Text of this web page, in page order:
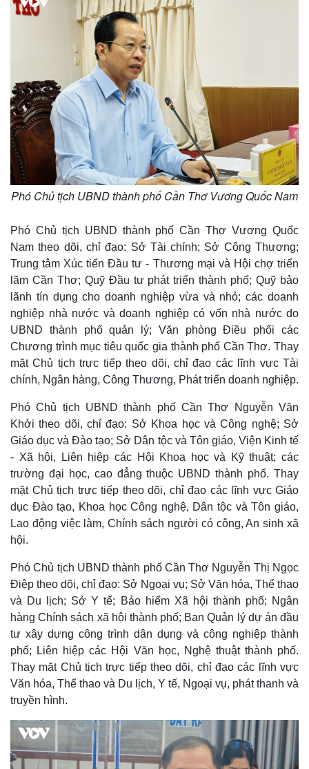
Kinh tế
Bất động sản
Khởi nghiệp
Thị trường
Giá vàng
Tiêu dùng
Tỷ giá
Phó Chủ tịch UBND thành phố Cần Thơ Vương Quốc Nam
Phó Chủ tịch UBND thành phố Cần Thơ Vương Quốc
Nam theo dõi, chỉ đạo: Sở Tài chính; Sở Công Thương;
Trung tâm Xúc tiến Đầu tư - Thương mại và Hội chợ triển
lãm Cần Thơ; Quỹ Đầu tư phát triển thành phố; Quỹ bảo
lãnh tín dụng cho doanh nghiệp vừa và nhỏ; các doanh
nghiệp nhà nước và doanh nghiệp có vốn nhà nước do
UBND thành phố quản lý; Văn phòng Điều phối các
Chương trình mục tiêu quốc gia thành phố Cần Thơ. Thay
mặt Chủ tịch trực tiếp theo dõi, chỉ đạo các lĩnh vực Tài
chính, Ngân hàng, Công Thương, Phát triển doanh nghiệp.
Phó Chủ tịch UBND thành phố Cần Thơ Nguyễn Văn
Khởi theo dõi, chỉ đạo: Sở Khoa học và Công nghệ; Sở
Giáo dục và Đào tạo; Sở Dân tộc và Tôn giáo, Viện Kinh tế
- Xã hội, Liên hiệp các Hội Khoa học và Kỹ thuật; các
trường đại học, cao đẳng thuộc UBND thành phố. Thay
mặt Chủ tịch trực tiếp theo dõi, chỉ đạo các lĩnh vực Giáo
dục Đào tạo, Khoa học Công nghệ, Dân tộc và Tôn giáo,
Lao động việc làm, Chính sách người có công, An sinh xã
hội.
Phó Chủ tịch UBND thành phố Cần Thơ Nguyễn Thị Ngọc
Điệp theo dõi, chỉ đạo: Sở Ngoại vụ; Sở Văn hóa, Thể thao
và Du lịch; Sở Y tế; Bảo hiểm Xã hội thành phố; Ngân
hàng Chính sách xã hội thành phố; Ban Quản lý dự án đầu
tư xây dựng công trình dân dụng và công nghiệp thành
phố; Liên hiệp các Hội Văn học, Nghệ thuật thành phố.
Thay mặt Chủ tịch trực tiếp theo dõi, chỉ đạo các lĩnh vực
Văn hóa, Thể thao và Du lịch, Y tế, Ngoại vụ, phát thanh và
truyền hình.